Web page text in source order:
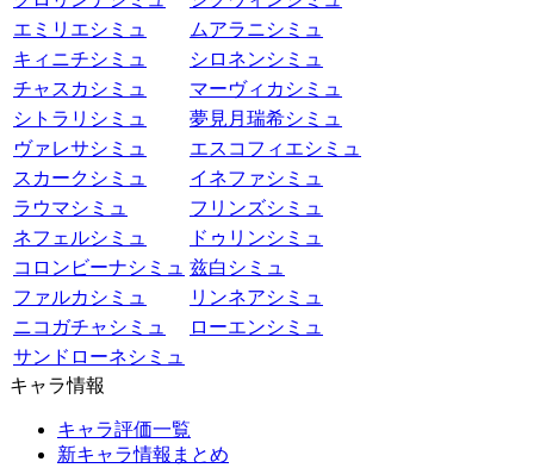
エミリエシミュ
ムアラニシミュ
キィニチシミュ
シロネンシミュ
チャスカシミュ
マーヴィカシミュ
シトラリシミュ
夢見月瑞希シミュ
ヴァレサシミュ
エスコフィエシミュ
スカークシミュ
イネファシミュ
ラウマシミュ
フリンズシミュ
ネフェルシミュ
ドゥリンシミュ
コロンビーナシミュ 兹白シミュ
ファルカシミュ
リンネアシミュ
ニコガチャシミュ
ローエンシミュ
サンドローネシミュ
キャラ情報
キャラ評価一覧
新キャラ情報まとめ